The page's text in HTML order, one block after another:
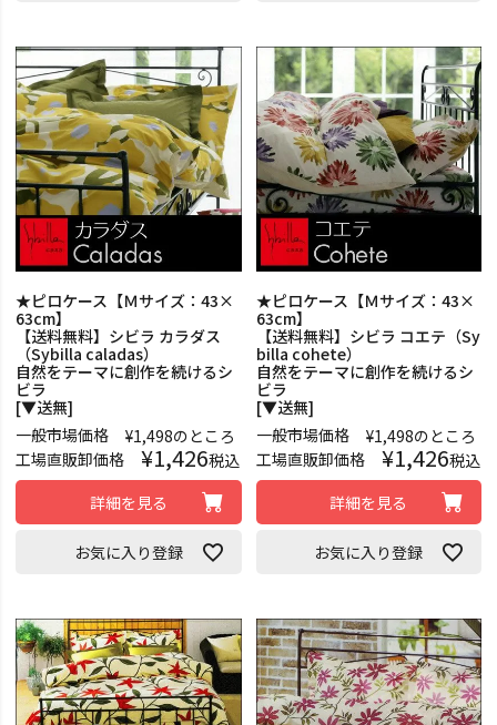
★ピロケース【Ｍサイズ：43×
63cm】
【送料無料】シビラ カラダス
（Sybilla caladas）
自然をテーマに創作を続けるシ
ビラ
[▼送無]
一般市場価格
¥1,498のところ
工場直販卸価格
¥1,426税込
詳細を見る
お気に入り登録
★ピロケース【Ｍサイズ：43×
63cm】
【送料無料】シビラ コエテ（Sy
billa cohete）
自然をテーマに創作を続けるシ
ビラ
[▼送無]
一般市場価格
¥1,498のところ
工場直販卸価格
¥1,426税込
詳細を見る
お気に入り登録